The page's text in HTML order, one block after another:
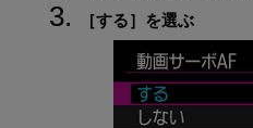
［する］を選ぶ